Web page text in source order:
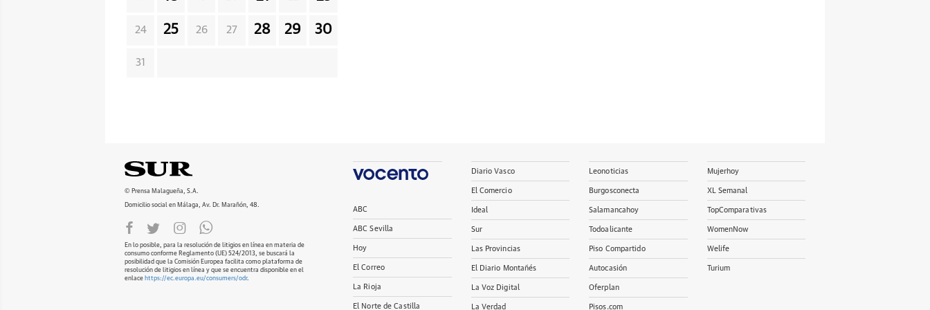
24 25 26 27 28 29 30
31
© Prensa Malagueña, S.A.
Domicilio social en Málaga, Av. Dr. Marañón, 48.
En lo posible, para la resolución de litigios en línea en materia de
consumo conforme Reglamento (UE) 524/2013, se buscará la
posibilidad que la Comisión Europea facilita como plataforma de
resolución de litigios en línea y que se encuentra disponible en el
enlace https://ec.europa.eu/consumers/odr.
ABC
ABC Sevilla
Hoy
El Correo
La Rioja
El Norte de Castilla
Diario Vasco
El Comercio
Ideal
Sur
Las Provincias
El Diario Montañés
La Voz Digital
La Verdad
Leonoticias
Burgosconecta
Salamancahoy
Todoalicante
Piso Compartido
Autocasión
Oferplan
Pisos.com
Mujerhoy
XL Semanal
TopComparativas
WomenNow
Welife
Turium